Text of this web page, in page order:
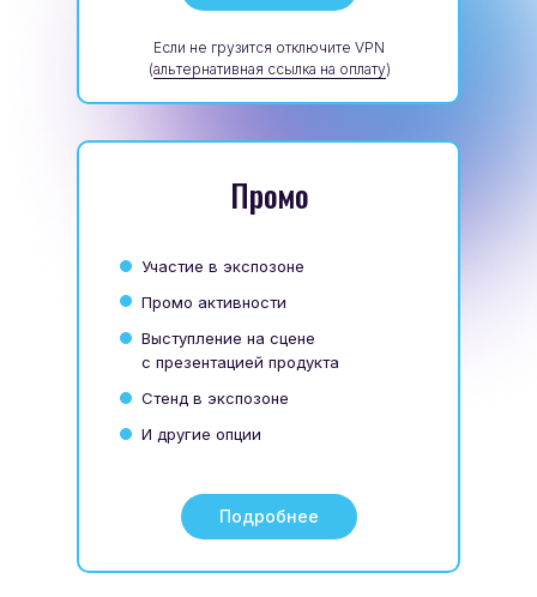
Промо
Участие в экспозоне
Промо активности
И другие опции
Стенд в экспозоне
Выступление на сцене
с презентацией продукта
Подробнее
Если не грузится отключите VPN
(альтернативная ссылка на оплату)